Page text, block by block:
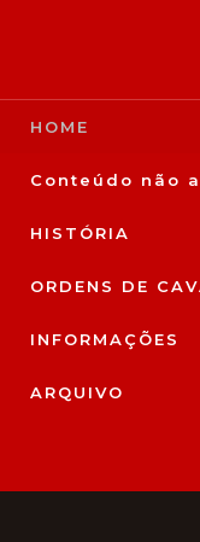
HOME
Conteúdo não
HISTÓRIA
ORDENS DE
INFORMAÇÕES
ARQUIVO